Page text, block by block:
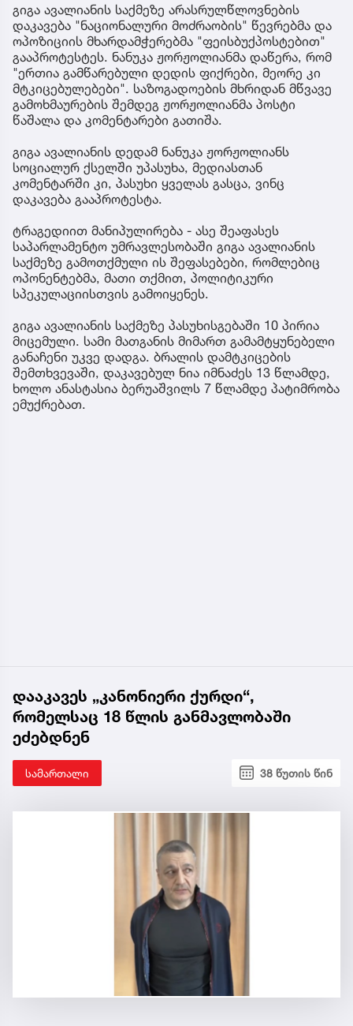
გიგა ავალიანის საქმეზე არასრულწლოვნების
დაკავება "ნაციონალური მოძრაობის" წევრებმა და
ოპოზიციის მხარდამჭერებმა "ფეისბუქპოსტებით"
გააპროტესტეს. ნანუკა ჟორჟოლიანმა დაწერა, რომ
"ერთია გამწარებული დედის ფიქრები, მეორე კი
მტკიცებულებები". საზოგადოების მხრიდან მწვავე
გამოხმაურების შემდეგ ჟორჟოლიანმა პოსტი
წაშალა და კომენტარები გათიშა.
გიგა ავალიანის დედამ ნანუკა ჟორჟოლიანს
სოციალურ ქსელში უპასუხა, მედიასთან
კომენტარში კი, პასუხი ყველას გასცა, ვინც
დაკავება გააპროტესტა.
ტრაგედიით მანიპულირება - ასე შეაფასეს
საპარლამენტო უმრავლესობაში გიგა ავალიანის
საქმეზე გამოთქმული ის შეფასებები, რომლებიც
ოპონენტებმა, მათი თქმით, პოლიტიკური
სპეკულაციისთვის გამოიყენეს.
გიგა ავალიანის საქმეზე პასუხისგებაში 10 პირია
მიცემული. სამი მათგანის მიმართ გამამტყუნებელი
განაჩენი უკვე დადგა. ბრალის დამტკიცების
შემთხვევაში, დაკავებულ ნია იმნაძეს 13 წლამდე,
ხოლო ანასტასია ბერუაშვილს 7 წლამდე პატიმრობა
ემუქრებათ.
დააკავეს „კანონიერი ქურდი“,
რომელსაც 18 წლის განმავლობაში
ეძებდნენ
სამართალი 38 წუთის წინ